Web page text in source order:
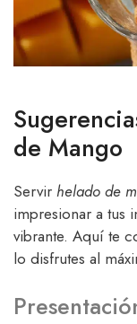
de Mango
Servir helado de
impresionar a tus
vibrante. Aquí te
lo disfrutes al